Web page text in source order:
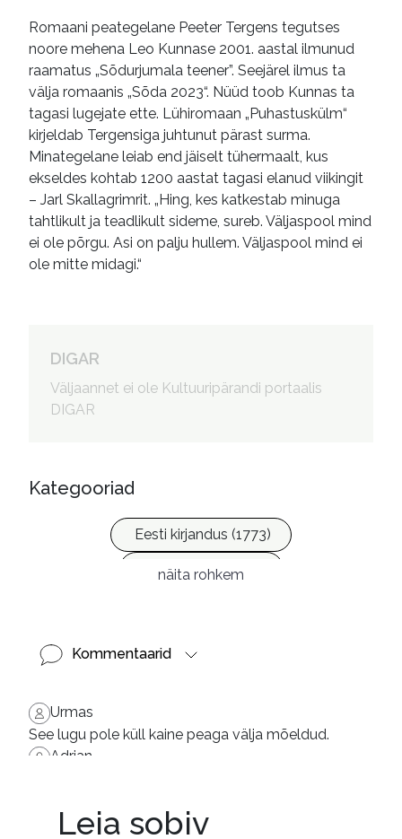
Romaani peategelane Peeter Tergens tegutses
noore mehena Leo Kunnase 2001. aastal ilmunud
raamatus „Sõdurjumala teener”. Seejärel ilmus ta
välja romaanis „Sõda 2023“. Nüüd toob Kunnas ta
tagasi lugejate ette. Lühiromaan „Puhastuskülm“
kirjeldab Tergensiga juhtunut pärast surma.
Minategelane leiab end jäiselt tühermaalt, kus
ekseldes kohtab 1200 aastat tagasi elanud viikingit
– Jarl Skallagrimrit. „Hing, kes katkestab minuga
tahtlikult ja teadlikult sideme, sureb. Väljaspool mind
ei ole põrgu. Asi on palju hullem. Väljaspool mind ei
ole mitte midagi.“
DIGAR
Väljaannet ei ole Kultuuripärandi portaalis
DIGAR
Kategooriad
Eesti kirjandus (1773)
Ilukirjandus (4256)
näita rohkem
Kommentaarid
Urmas
See lugu pole küll kaine peaga välja mõeldud.
Adrian
Polnud Kunnaselt varem midagi lugenud ja ei osanu
Leia sobiv